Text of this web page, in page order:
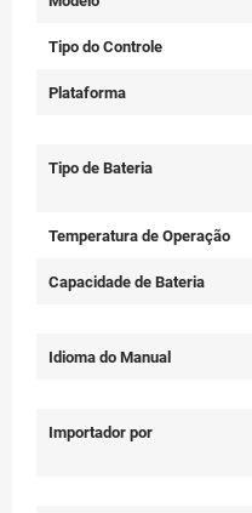
Tipo do Controle
Plataforma
Tipo de Bateria
Temperatura de Operação
Capacidade de Bateria
Idioma do Manual
Importador por